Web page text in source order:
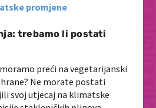
promjene
trebamo li postati
preći na vegetarijanski
Ne morate postati
svoj utjecaj na klimatske